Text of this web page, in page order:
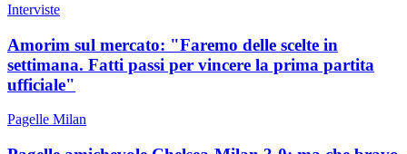
Interviste
Amorim sul mercato: "Faremo delle scelte in
settimana. Fatti passi per vincere la prima partita
ufficiale"
Pagelle Milan